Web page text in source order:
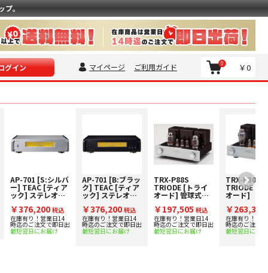
。
グイン マイページ ご利用ガイド ￥0
0
AP-701 [S:シルバ
ー] TEAC [ティア
ック] ステレオパ
ワーアンプ 下取り
査定額20%アップ
実施中！
￥376,200 税込
在庫有り！営業日14
時迄のご注文で即日出
最短翌日にお届け
AP-701 [B:ブラッ
ク] TEAC [ティア
ック] ステレオパ
ワーアンプ 下取り
査定額20%アップ
実施中！
￥376,200 税込
在庫有り！営業日14
時迄のご注文で即日出
最短翌日にお届け
TRX-P88S
TRIODE [トライ
オード] 管球式ス
テレオパワーアン
プ
￥197,505 税込
在庫有り！営業日14
時迄のご注文で即日出
最短翌日にお届け
TRX-P300S
TRIODE [ト
オード] 管
ステレオパ
ンプ
￥263,340
在庫有り！営
時迄のご注文
最短翌日にお